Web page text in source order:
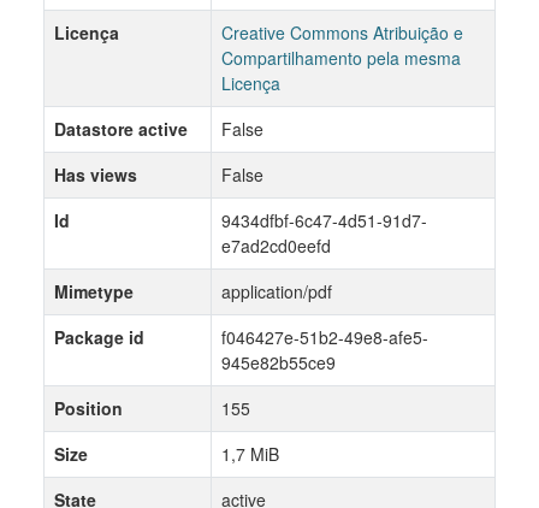
Licença
Creative Commons Atribuição e
Compartilhamento pela mesma
Licença
Datastore active
False
Has views
False
Id
9434dfbf-6c47-4d51-91d7-
e7ad2cd0eefd
Mimetype
application/pdf
Package id
f046427e-51b2-49e8-afe5-
945e82b55ce9
Position
155
Size
1,7 MiB
State
active